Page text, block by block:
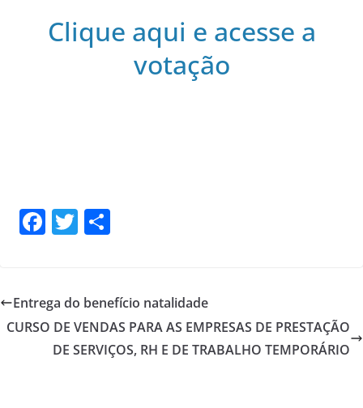
Clique aqui e acesse a
votação
F
e
b
o
T
er e
Entrega do benefício natalidade
CURSO DE VENDAS PARA AS EMPRESAS DE PRESTAÇÃO
DE SERVIÇOS, RH E DE TRABALHO TEMPORÁRIO